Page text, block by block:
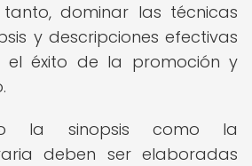
dominar las técnicas
y descripciones efectivas
éxito de la promoción y
la sinopsis como la
deben ser elaboradas